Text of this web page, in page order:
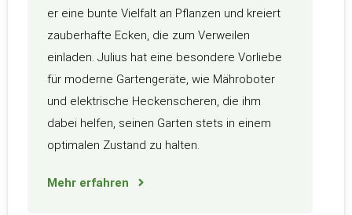
er eine bunte Vielfalt an Pflanzen und kreiert
zauberhafte Ecken, die zum Verweilen
einladen. Julius hat eine besondere Vorliebe
für moderne Gartengeräte, wie Mähroboter
und elektrische Heckenscheren, die ihm
dabei helfen, seinen Garten stets in einem
optimalen Zustand zu halten.
Mehr erfahren